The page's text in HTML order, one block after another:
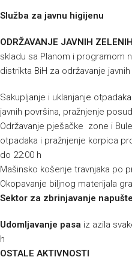
Služba za javnu higijenu
ODRŽAVANJE JAVNIH
skladu sa Planom i programom
distrikta BiH za održavanje
Sakupljanje i uklanjanje
javnih površina, pražnjenje
Održavanje pješačke zone i
otpadaka i pražnjenje korpica
do 22:00 h
Mašinsko košenje travnjaka po
Okopavanje biljnog materijala
Sektor za zbrinjavanje
Udomljavanje pasa iz azila
h
OSTALE AKTIVNOSTI